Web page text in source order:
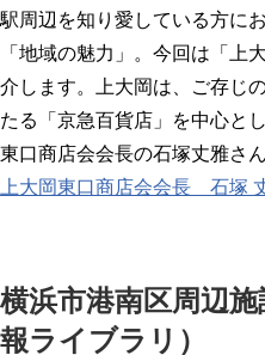
駅周辺を知り愛している方に
「地域の魅力」。今回は「上
介します。上大岡は、ご存じ
たる「京急百貨店」を中心と
東口商店会会長の石塚丈雅さ
上大岡東口商店会会長 石塚
横浜市港南区周辺
報ライブラリ）